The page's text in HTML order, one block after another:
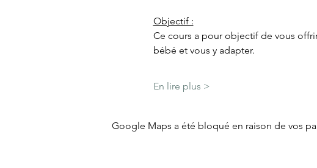
Objectif :
Ce cours a pour objectif de vous
bébé et vous y adapter.
En lire plus >
Google Maps a été bloqué en raison de vos